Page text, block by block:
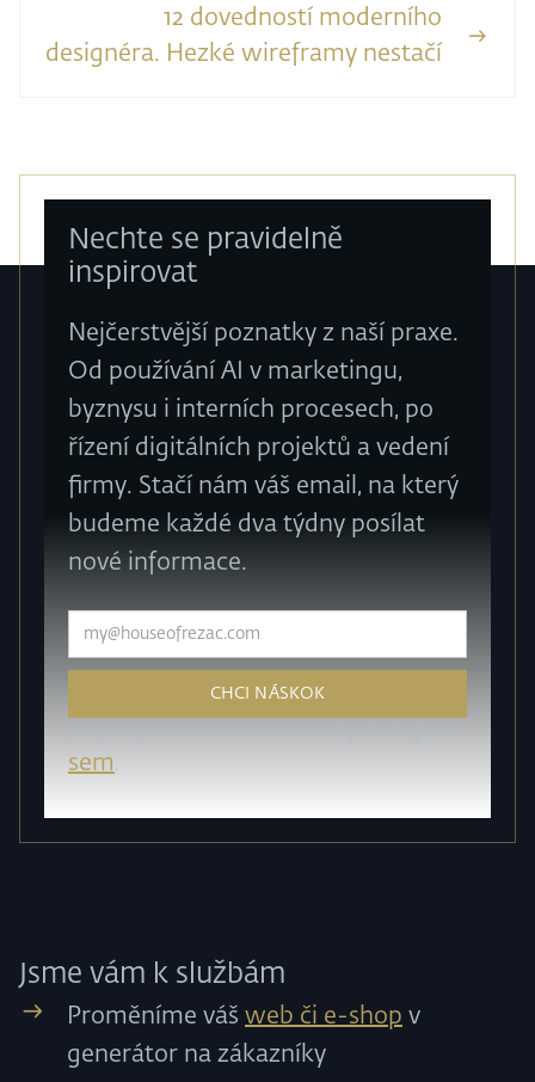
12 dovedností moderního
designéra. Hezké wireframy nestačí
Nechte se pravidelně
inspirovat
Nejčerstvější poznatky z naší praxe.
Od používání AI v marketingu,
byznysu i interních procesech, po
řízení digitálních projektů a vedení
firmy. Stačí nám váš email, na který
budeme každé dva týdny posílat
nové informace.
sem .
Jsme vám k službám
Proměníme váš web či e-shop v
generátor na zákazníky